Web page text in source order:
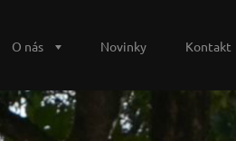
O nás Novinky Kontakt